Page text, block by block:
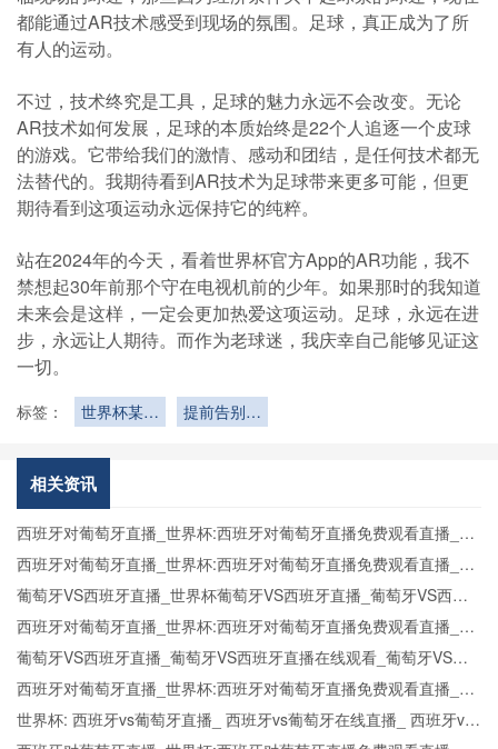
都能通过AR技术感受到现场的氛围。足球，真正成为了所
有人的运动。
不过，技术终究是工具，足球的魅力永远不会改变。无论
AR技术如何发展，足球的本质始终是22个人追逐一个皮球
的游戏。它带给我们的激情、感动和团结，是任何技术都无
法替代的。我期待看到AR技术为足球带来更多可能，但更
期待看到这项运动永远保持它的纯粹。
站在2024年的今天，看着世界杯官方App的AR功能，我不
禁想起30年前那个守在电视机前的少年。如果那时的我知道
未来会是这样，一定会更加热爱这项运动。足球，永远在进
步，永远让人期待。而作为老球迷，我庆幸自己能够见证这
一切。
标签：
世界杯某队
提前告别世
相关资讯
西班牙对葡萄牙直播_世界杯:西班牙对葡萄牙直播免费观看直播_世
界杯西班牙对葡萄牙直播在线观看高清无插件
西班牙对葡萄牙直播_世界杯:西班牙对葡萄牙直播免费观看直播_世
界杯西班牙对葡萄牙直播在线观看高清无插件
葡萄牙VS西班牙直播_世界杯葡萄牙VS西班牙直播_葡萄牙VS西班
牙在线高清直播
西班牙对葡萄牙直播_世界杯:西班牙对葡萄牙直播免费观看直播_世
界杯西班牙对葡萄牙直播在线观看高清无插件
葡萄牙VS西班牙直播_葡萄牙VS西班牙直播在线观看_葡萄牙VS西
班牙实时全场直播入口
西班牙对葡萄牙直播_世界杯:西班牙对葡萄牙直播免费观看直播_世
界杯西班牙对葡萄牙直播在线观看高清无插件
世界杯: 西班牙vs葡萄牙直播_ 西班牙vs葡萄牙在线直播_ 西班牙vs